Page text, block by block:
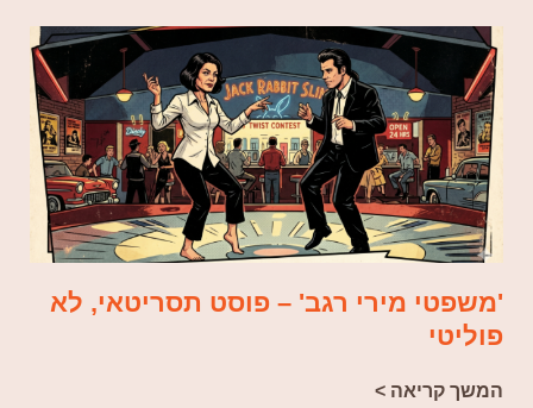
'משפטי מירי רגב' – פוסט תסריטאי, לא
פוליטי
המשך קריאה >